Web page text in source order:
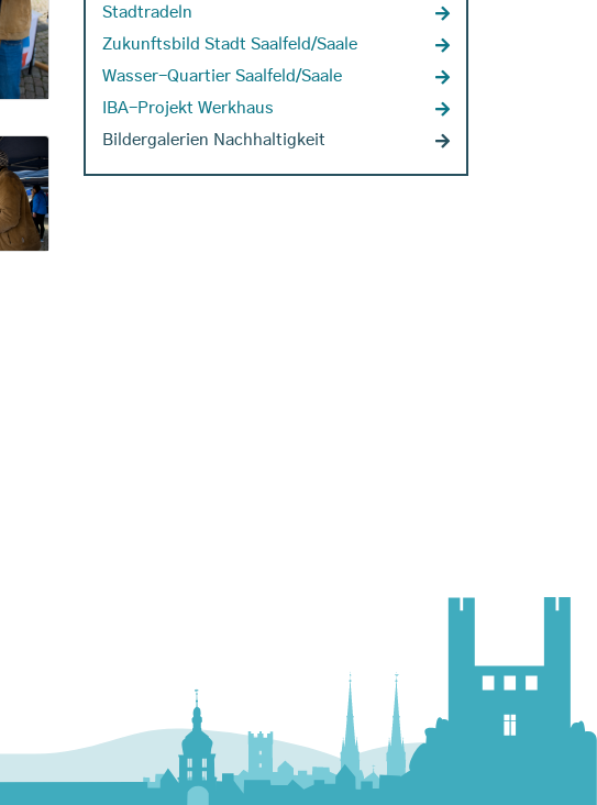
Stadtradeln
Zukunftsbild Stadt Saalfeld/Saale
Wasser-Quartier Saalfeld/Saale
IBA-Projekt Werkhaus
Bildergalerien Nachhaltigkeit